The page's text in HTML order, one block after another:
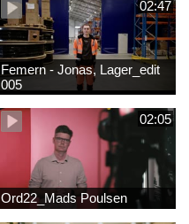
02:47
Femern - Jonas, Lager_edit
005
02:05
Ord22_Mads Poulsen